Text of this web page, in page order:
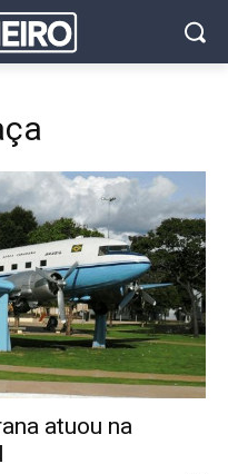
atuou na